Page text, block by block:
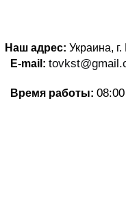
Наш адрес: Украина,
E-mail:
Время работы: